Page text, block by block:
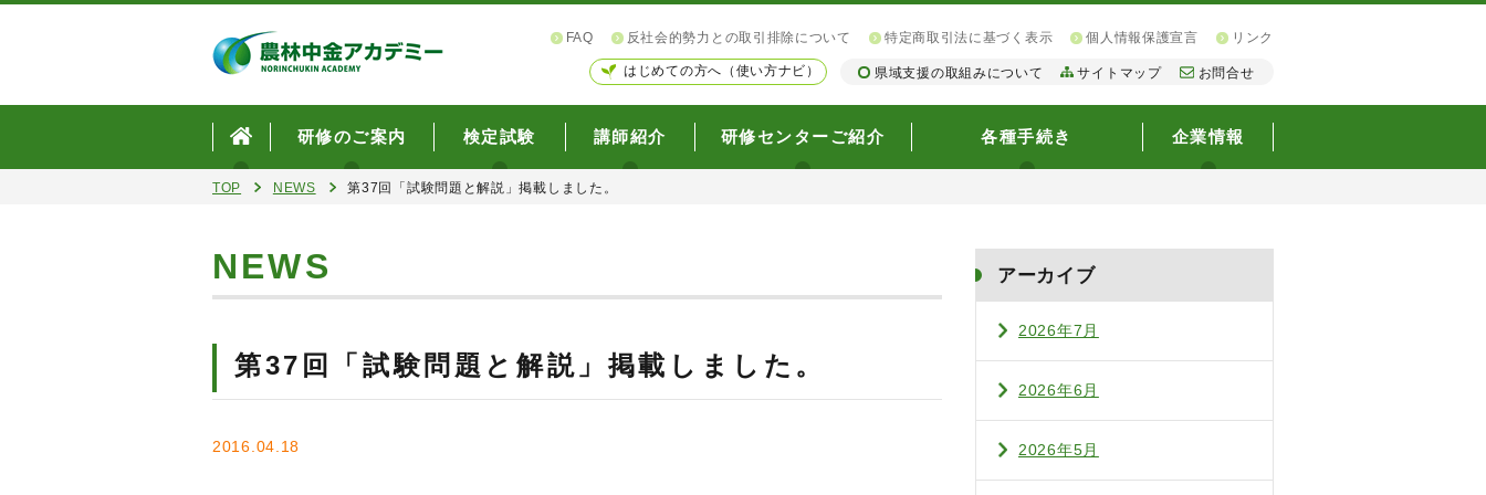
FAQ 反社会的勢力との取引排除について 特定商取引法に基づく表示 個人情報保護宣言 リンク
はじめての方へ（使い方ナビ） 県域支援の取組みについて サイトマップ お問合せ
研修のご案内 検定試験 講師紹介 研修センターご紹介 各種手続き 企業情報
TOP NEWS 第37回「試験問題と解説」掲載しました。
NEWS
第37回「試験問題と解説」掲載しました。
2016.04.18
アーカイブ
2026年7月
2026年6月
2026年5月